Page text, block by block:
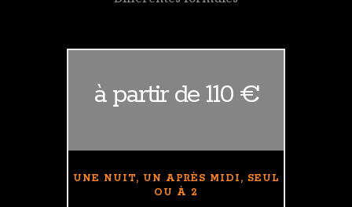
à partir de 110 €
UNE NUIT, UN APRÈS MIDI, SEUL
OU À 2